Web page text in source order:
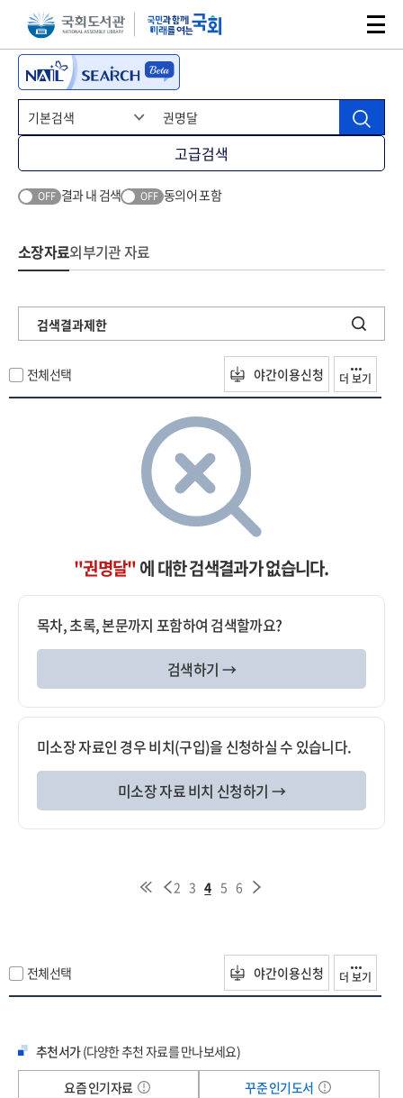
본문 바로가기주메뉴 바로가기
고급검색
OFF 결과 내 검색 OFF 동의어 포함
소장자료외부기관 자료
검색결과제한
전체선택 야간이용신청 더 보기
"권명달"에 대한 검색결과가 없습니다.
목차, 초록, 본문까지 포함하여 검색할까요?
검색하기 →
미소장 자료인 경우 비치(구입)을 신청하실 수 있습니다.
미소장 자료 비치 신청하기 →
2 3 4 5 6
전체선택 야간이용신청 더 보기
추천서가(다양한 추천 자료를 만나보세요)
요즘 인기자료
꾸준 인기도서